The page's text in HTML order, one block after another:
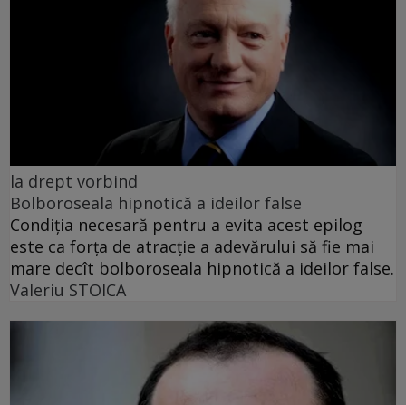
la drept vorbind
Bolboroseala hipnotică a ideilor false
Condiția necesară pentru a evita acest epilog
este ca forța de atracție a adevărului să fie mai
mare decît bolboroseala hipnotică a ideilor false.
Valeriu STOICA